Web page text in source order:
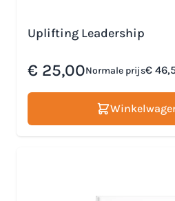
Uplifting Leadership
Speciale prijs
€ 25,00Normale prijs€